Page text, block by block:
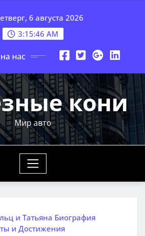
6 августа 2026
3:15:47 AM
нас
кони
Мир авто
и Татьяна Биография
и Достижения